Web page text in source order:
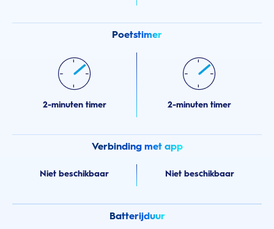
Poetstimer
2-minuten timer 2-minuten timer
Verbinding met app
Niet beschikbaar Niet beschikbaar
Batterijduur